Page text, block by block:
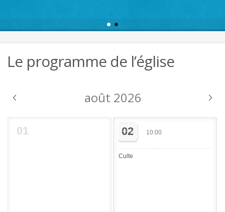
Le programme de l’église
août 2026
01 02 10:00
Culte